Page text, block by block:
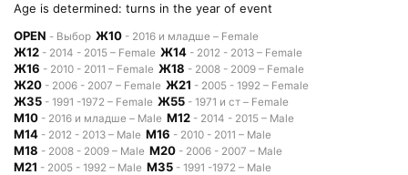
Age is determined: turns in the year of event
OPEN - Выбор Ж10 - 2016 и младше – Female
Ж12 - 2014 - 2015 – Female Ж14 - 2012 - 2013 – Female
Ж16 - 2010 - 2011 – Female Ж18 - 2008 - 2009 – Female
Ж20 - 2006 - 2007 – Female Ж21 - 2005 - 1992 – Female
Ж35 - 1991 -1972 – Female Ж55 - 1971 и ст – Female
М10 - 2016 и младше – Male М12 - 2014 - 2015 – Male
М14 - 2012 - 2013 – Male М16 - 2010 - 2011 – Male
М18 - 2008 - 2009 – Male М20 - 2006 - 2007 – Male
М21 - 2005 - 1992 – Male М35 - 1991 -1972 – Male